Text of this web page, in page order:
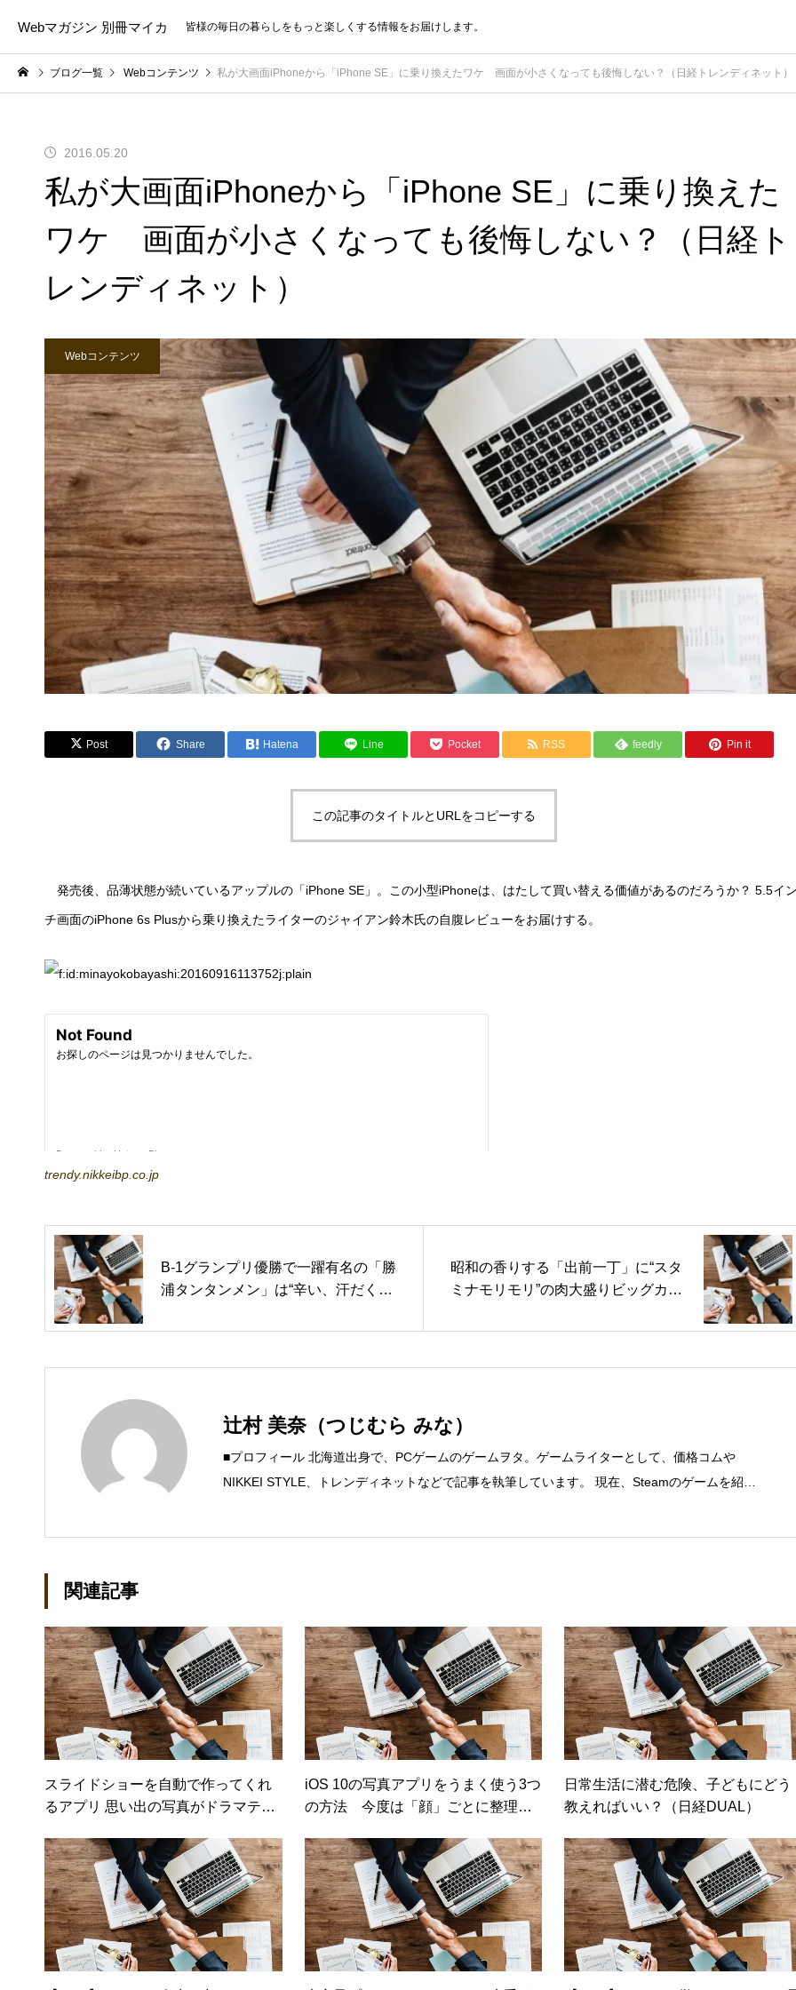
Webマガジン 別冊マイカ 皆様の毎日の暮らしをもっと楽しくする情報をお届けします。
ブログ一覧 Webコンテンツ 私が大画面iPhoneから「iPhone SE」に乗り換えたワケ 画面が小さくなっても後悔しない？（日経トレンディネット）
2016.05.20
私が大画面iPhoneから「iPhone SE」に乗り換えた
ワケ 画面が小さくなっても後悔しない？（日経ト
レンディネット）
Webコンテンツ
Post Share Hatena Line Pocket RSS feedly Pin it
この記事のタイトルとURLをコピーする
発売後、品薄状態が続いているアップルの「iPhone SE」。この小型iPhoneは、はたして買い替える価値があるのだろうか？ 5.5イン
チ画面のiPhone 6s Plusから乗り換えたライターのジャイアン鈴木氏の自腹レビューをお届けする。
trendy.nikkeibp.co.jp
B-1グランプリ優勝で一躍有名の「勝
浦タンタンメン」は“辛い、汗だく、
昭和の香りする「出前一丁」に“スタ
ミナモリモリ”の肉大盛りビッグカッ
辻村 美奈（つじむら みな）
■プロフィール 北海道出身で、PCゲームのゲームヲタ。ゲームライターとして、価格コムや
NIKKEI STYLE、トレンディネットなどで記事を執筆しています。 現在、Steamのゲームを紹介
関連記事
スライドショーを自動で作ってくれ
るアプリ 思い出の写真がドラマティ
（日経DUAL）
iOS 10の写真アプリをうまく使う3つ
の方法 今度は「顔」ごとに整理で
日常生活に潜む危険、子どもにどう
教えればいい？（日経DUAL）